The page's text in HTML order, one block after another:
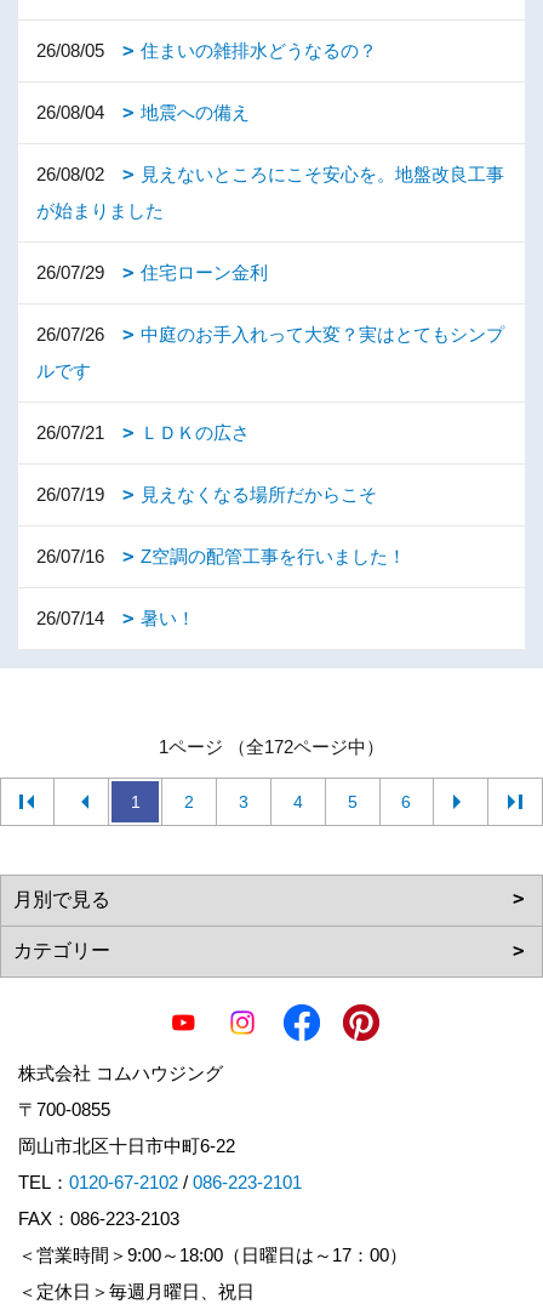
26/08/05 住まいの雑排水どうなるの？
26/08/04 地震への備え
26/08/02
見えないところにこそ安心を。地盤改良工事
が始まりました
26/07/29 住宅ローン金利
26/07/26
中庭のお手入れって大変？実はとてもシンプ
ルです
26/07/21 ＬＤＫの広さ
26/07/19 見えなくなる場所だからこそ
26/07/16 Z空調の配管工事を行いました！
26/07/14 暑い！
1ページ （全172ページ中）
1 2 3 4 5 6
株式会社 コムハウジング
〒700-0855
岡山市北区十日市中町6-22
TEL： 0120-67-2102 / 086-223-2101
FAX：086-223-2103
＜営業時間＞9:00～18:00（日曜日は～17：00）
＜定休日＞毎週月曜日、祝日